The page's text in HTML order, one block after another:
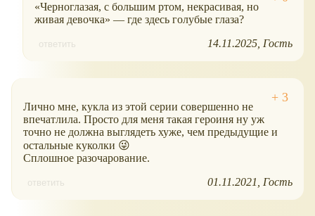
«Черноглазая, с большим ртом, некрасивая, но
живая девочка» — где здесь голубые глаза?
ответить 14.11.2025 Гость
Лично мне, кукла из этой серии совершенно не
впечатлила. Просто для меня такая героиня ну уж
точно не должна выглядеть хуже, чем предыдущие и
остальные куколки 😜
Сплошное разочарование.
ответить 01.11.2021 Гость